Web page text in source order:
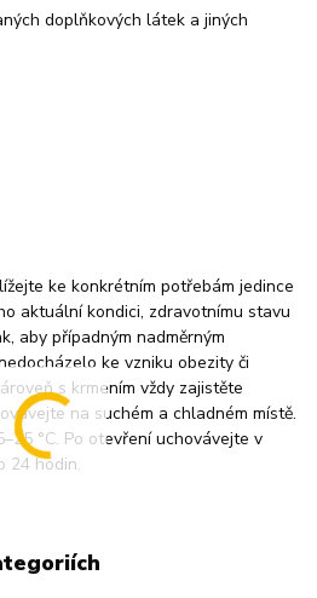
doplňkových látek a jiných
ke konkrétním potřebám jedince
aktuální kondici, zdravotnímu stavu
aby případným nadměrným
ke vzniku obezity či
s krmením vždy zajistěte
na suchém a chladném místě.
°C. Po otevření uchovávejte v
24 hodin.